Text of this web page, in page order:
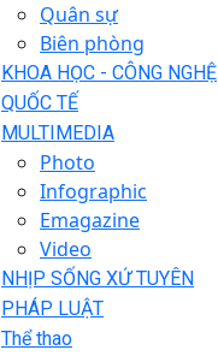
Quân sự
Biên phòng
KHOA HỌC - CÔNG NGHỆ
QUỐC TẾ
MULTIMEDIA
Photo
Infographic
Emagazine
Video
NHỊP SỐNG XỨ TUYÊN
PHÁP LUẬT
Thể thao